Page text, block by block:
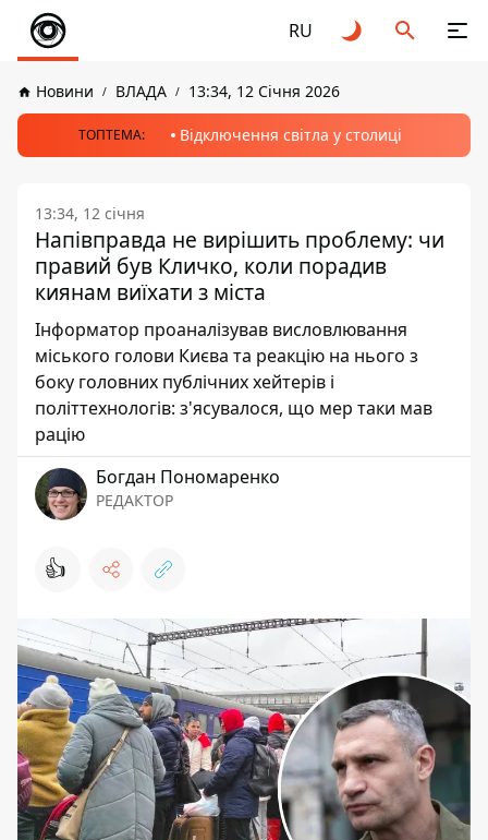
RU
Новини ВЛАДА 13:34, 12 Січня 2026
ТОПТЕМА: Відключення світла у столиці
13:34, 12 січня
Напівправда не вирішить проблему: чи
правий був Кличко, коли порадив
киянам виїхати з міста
Інформатор проаналізував висловлювання
міського голови Києва та реакцію на нього з
боку головних публічних хейтерів і
політтехнологів: з'ясувалося, що мер таки мав
рацію
Богдан Пономаренко
РЕДАКТОР
👍